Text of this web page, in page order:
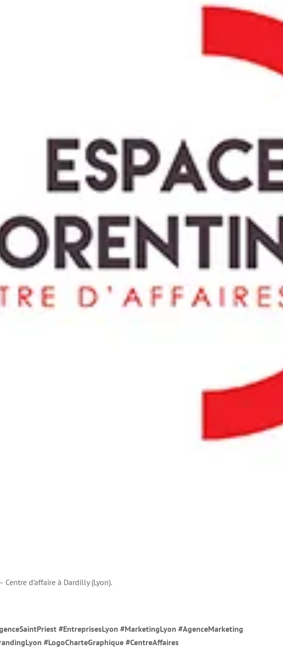
d’affaire à Dardilly (Lyon).
#EntreprisesLyon #MarketingLyon #AgenceMarketing
#LogoCharteGraphique #CentreAffaires